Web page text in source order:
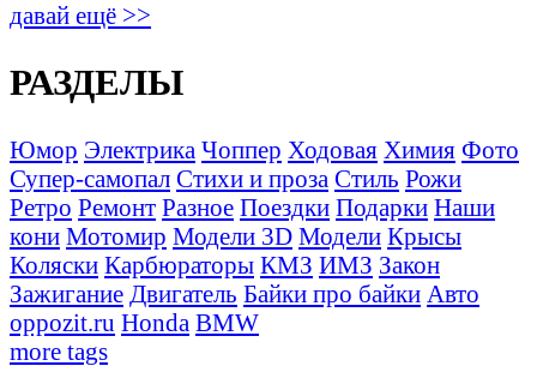
давай ещё >>
РАЗДЕЛЫ
Юмор Электрика Чоппер Ходовая Химия Фото
Супер-самопал Стихи и проза Стиль Рожи
Ретро Ремонт Разное Поездки Подарки Наши
кони Мотомир Модели 3D Модели Крысы
Коляски Карбюраторы КМЗ ИМЗ Закон
Зажигание Двигатель Байки про байки Авто
oppozit.ru Honda BMW
more tags